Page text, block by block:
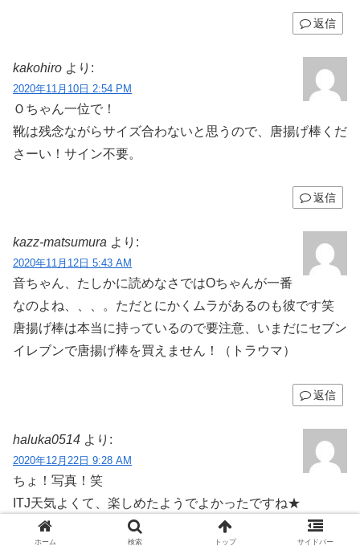
返信
kakohiro より:
2020年11月10日 2:54 PM
Ｏちゃん一位で！
靴は残念ながらサイズ合わないと思うので、唐揚げ棒くだ
さーい！サイン不要。
返信
kazz-matsumura より:
2020年11月12日 5:43 AM
音ちゃん、たしかに読めなさではOちゃんが一番
なのよね、、、。ただとにかくムラがあるのも彼です笑
唐揚げ棒は本当に持っているので要注意、いまだにセブン
イレブンで唐揚げ棒を買えません！（トラウマ）
返信
haluka0514 より:
2020年12月22日 9:28 AM
ちょ！写真！笑
ITJ天気よくて、楽しめたようでよかったですね★
SS氏、私と特性がすごく似ていて、仲良くなれそうな気
がしましたｗ
ホーム 検索 トップ サイドバー